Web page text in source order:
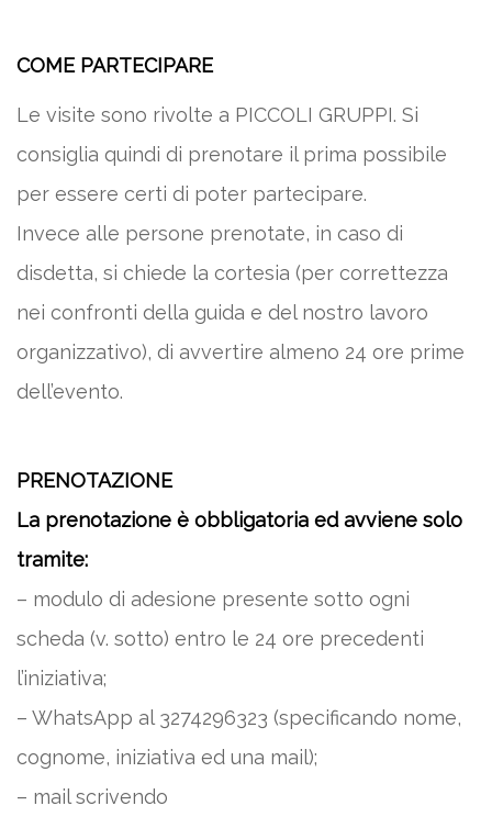
COME PARTECIPARE
Le visite sono rivolte a PICCOLI GRUPPI. Si
consiglia quindi di prenotare il prima possibile
per essere certi di poter partecipare.
Invece alle persone prenotate, in caso di
disdetta, si chiede la cortesia (per correttezza
nei confronti della guida e del nostro lavoro
organizzativo), di avvertire almeno 24 ore prime
dell’evento.
PRENOTAZIONE
La prenotazione è obbligatoria ed avviene solo
tramite:
– modulo di adesione presente sotto ogni
scheda (v. sotto) entro le 24 ore precedenti
l’iniziativa;
– WhatsApp al 3274296323 (specificando nome,
cognome, iniziativa ed una mail);
– mail scrivendo